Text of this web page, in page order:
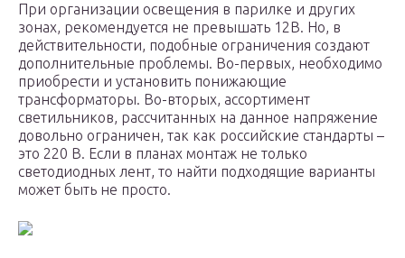
При организации освещения в парилке и других
зонах, рекомендуется не превышать 12В. Но, в
действительности, подобные ограничения создают
дополнительные проблемы. Во-первых, необходимо
приобрести и установить понижающие
трансформаторы. Во-вторых, ассортимент
светильников, рассчитанных на данное напряжение
довольно ограничен, так как российские стандарты –
это 220 В. Если в планах монтаж не только
светодиодных лент, то найти подходящие варианты
может быть не просто.